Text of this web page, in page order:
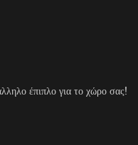
έπιπλο για το χώρο σας!